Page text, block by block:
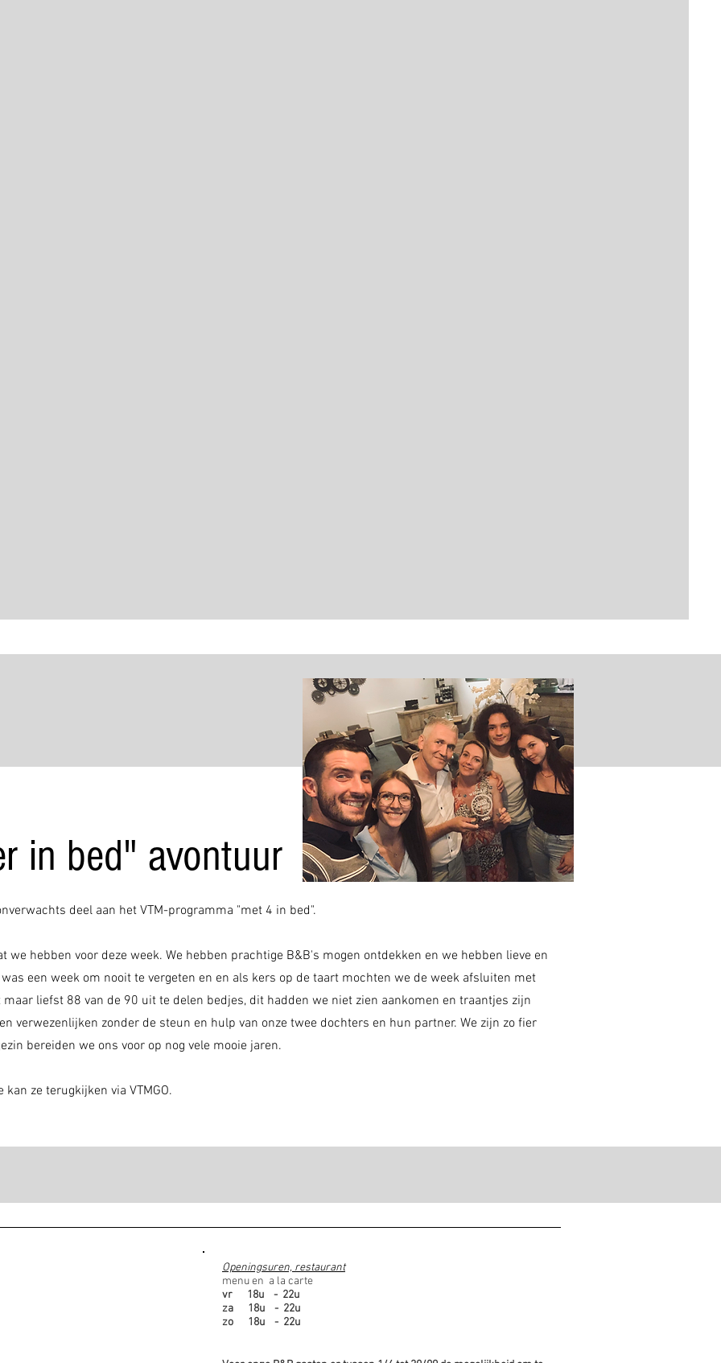
in bed" avontuur
deel aan het VTM-programma "met 4 in bed".
we hebben voor deze week. We hebben prachtige B&B's mogen ontdekken en we hebben lieve en
een week om nooit te vergeten en en als kers op de taart mochten we de week afsluiten met
liefst 88 van de 90 uit te delen bedjes, dit hadden we niet zien aankomen en traantjes zijn
verwezenlijken zonder de steun en hulp van onze twee dochters en hun partner. We zijn zo fier
bereiden we ons voor op nog vele mooie jaren.
ze terugkijken via VTMGO.
Openingsuren, restaurant
menu en a la carte
vr 18u - 22u
za 18u - 22u
zo 18u - 22u